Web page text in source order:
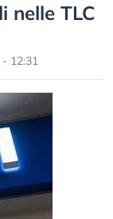
nelle TLC
12:31